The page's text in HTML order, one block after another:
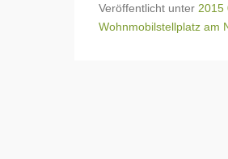
Veröffentlicht unter 2015
Wohnmobilstellplatz am